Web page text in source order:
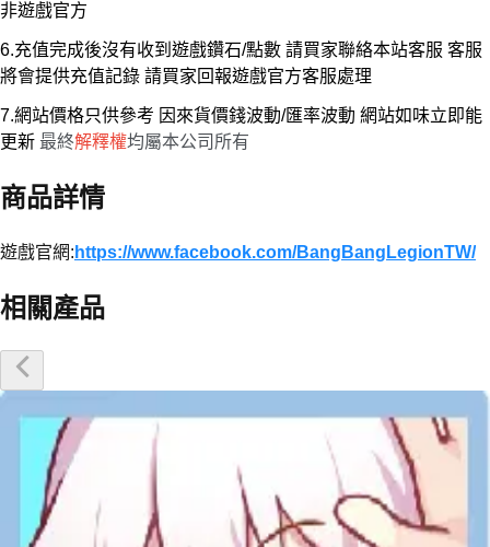
非遊戲官方
6.充值完成後沒有收到遊戲鑽石/點數 請買家聯絡本站客服 客服
將會提供充值記錄 請買家回報遊戲官方客服處理
7.網站價格只供參考 因來貨價錢波動/匯率波動 網站如味立即能
更新 最終解釋權均屬本公司所有
商品詳情
遊戲官網: https://www.facebook.com/BangBangLegionTW/
相關產品